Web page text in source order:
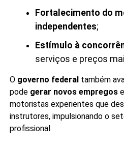
Fortalecimento do
independentes;
Estímulo à
serviços e preços
O governo federal também
pode gerar novos empregose
motoristas experientes que
instrutores, impulsionando o
profissional.